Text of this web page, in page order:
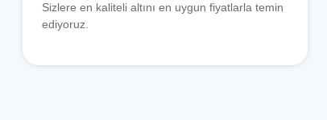
Sizlere en kaliteli altını en uygun fiyatlarla temin
ediyoruz.